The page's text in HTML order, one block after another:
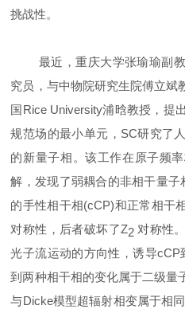
挑战性。
最近，重庆大学张瑜瑜副教
究员，与中物院研究生院傅立斌
国Rice University浦晗教授，提
规范场的最小单元， SC研究了
的新量子相。该工作在原子频
解，发现了弱耦合的非相干量
的手性相干相(cCP)和正常相干
对称性，后者破坏了Z2对称性
光子流运动的方向性，诱导
到两种相干相的变化属于二级量
与Dicke模型超辐射相变属于相